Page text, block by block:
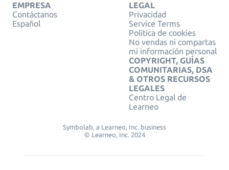
EMPRESA
Contáctanos
Español
LEGAL
Privacidad
Service Terms
Política de cookies
No vendas ni compartas
mi información personal
COPYRIGHT, GUÍAS
COMUNITARIAS, DSA
& OTROS RECURSOS
LEGALES
Centro Legal de
Learneo
Symbolab, a Learneo, Inc. business
© Learneo, Inc. 2024